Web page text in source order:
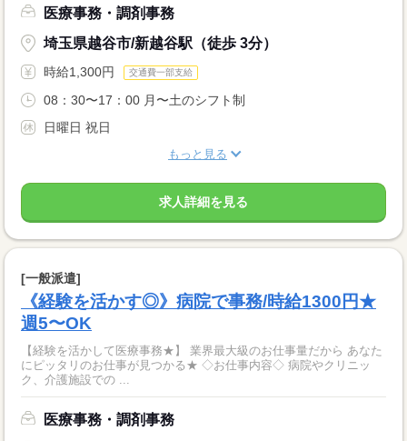
医療事務・調剤事務
埼玉県越谷市/新越谷駅（徒歩 3分）
時給1,300円 交通費一部支給
08：30〜17：00 月〜土のシフト制
日曜日 祝日
もっと見る
求人詳細を見る
[一般派遣]
《経験を活かす◎》病院で事務/時給1300円★
週5〜OK
【経験を活かして医療事務★】 業界最大級のお仕事量だから あなた
にピッタリのお仕事が見つかる★ ◇お仕事内容◇ 病院やクリニッ
ク、介護施設での ...
医療事務・調剤事務